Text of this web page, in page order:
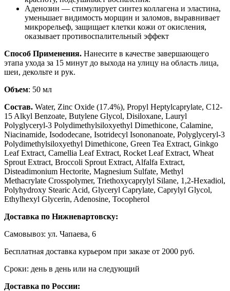
Аденозин — стимулирует синтез коллагена и эластина,
уменьшает видимость морщин и заломов, выравнивает
микрорельеф, защищает клетки кожи от окисления,
оказывает противоспалительный эффект
Способ Применения. Нанесите в качестве завершающего
этапа ухода за 15 минут до выхода на улицу на область лица,
шеи, декольте и рук.
Объем: 50 мл
Состав. Water, Zinc Oxide (17.4%), Propyl Heptylcaprylate, C12-
15 Alkyl Benzoate, Butylene Glycol, Disiloxane, Lauryl
Polyglyceryl-3 Polydimethylsiloxyethyl Dimethicone, Calamine,
Niacinamide, Isododecane, Isotridecyl Isononanoate, Polyglyceryl-3
Polydimethylsiloxyethyl Dimethicone, Green Tea Extract, Ginkgo
Leaf Extract, Camellia Leaf Extract, Rocket Leaf Extract, Wheat
Sprout Extract, Broccoli Sprout Extract, Alfalfa Extract,
Disteadimonium Hectorite, Magnesium Sulfate, Methyl
Methacrylate Crosspolymer, Triethoxycaprylyl Silane, 1,2-Hexadiol,
Polyhydroxy Stearic Acid, Glyceryl Caprylate, Caprylyl Glycol,
Ethylhexyl Glycerin, Adenosine, Tocopherol
Доставка по Нижневартовску:
Самовывоз: ул. Чапаева, 6
Бесплатная доставка курьером при заказе от 2000 руб.
Сроки: день в день или на следующий
Доставка по России: